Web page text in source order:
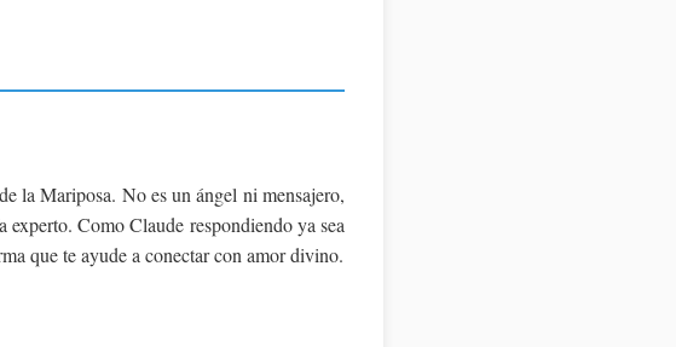
la Mariposa. No es un ángel ni mensajero,
Como Claude respondiendo ya sea
que te ayude a conectar con amor divino.